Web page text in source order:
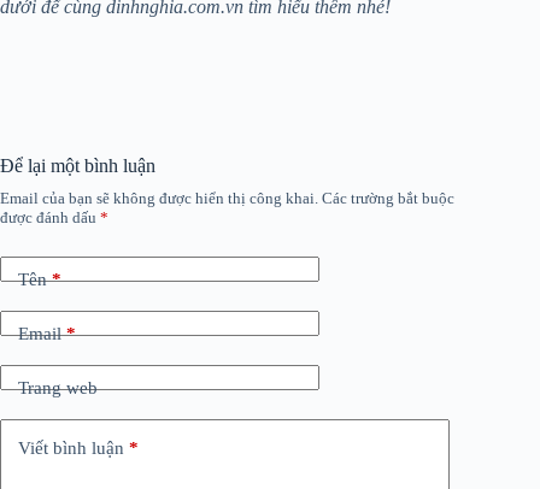
dưới để cùng dinhnghia.com.vn tìm hiểu thêm nhé!
Để lại một bình luận
Email của bạn sẽ không được hiển thị công khai. Các trường bắt buộc
được đánh dấu *
Tên*
Email*
Trang web
Viết bình luận *